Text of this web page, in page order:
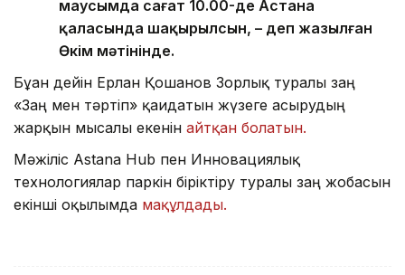
маусымда сағат 10.00-де Астана
қаласында шақырылсын, – деп жазылған
Өкім мәтінінде.
Бұған дейін Ерлан Қошанов Зорлық туралы заң
«Заң мен тәртіп» қағидатын жүзеге асырудың
жарқын мысалы екенін айтқан болатын.
Мәжіліс Astana Hub пен Инновациялық
технологиялар паркін біріктіру туралы заң жобасын
екінші оқылымда мақұлдады.